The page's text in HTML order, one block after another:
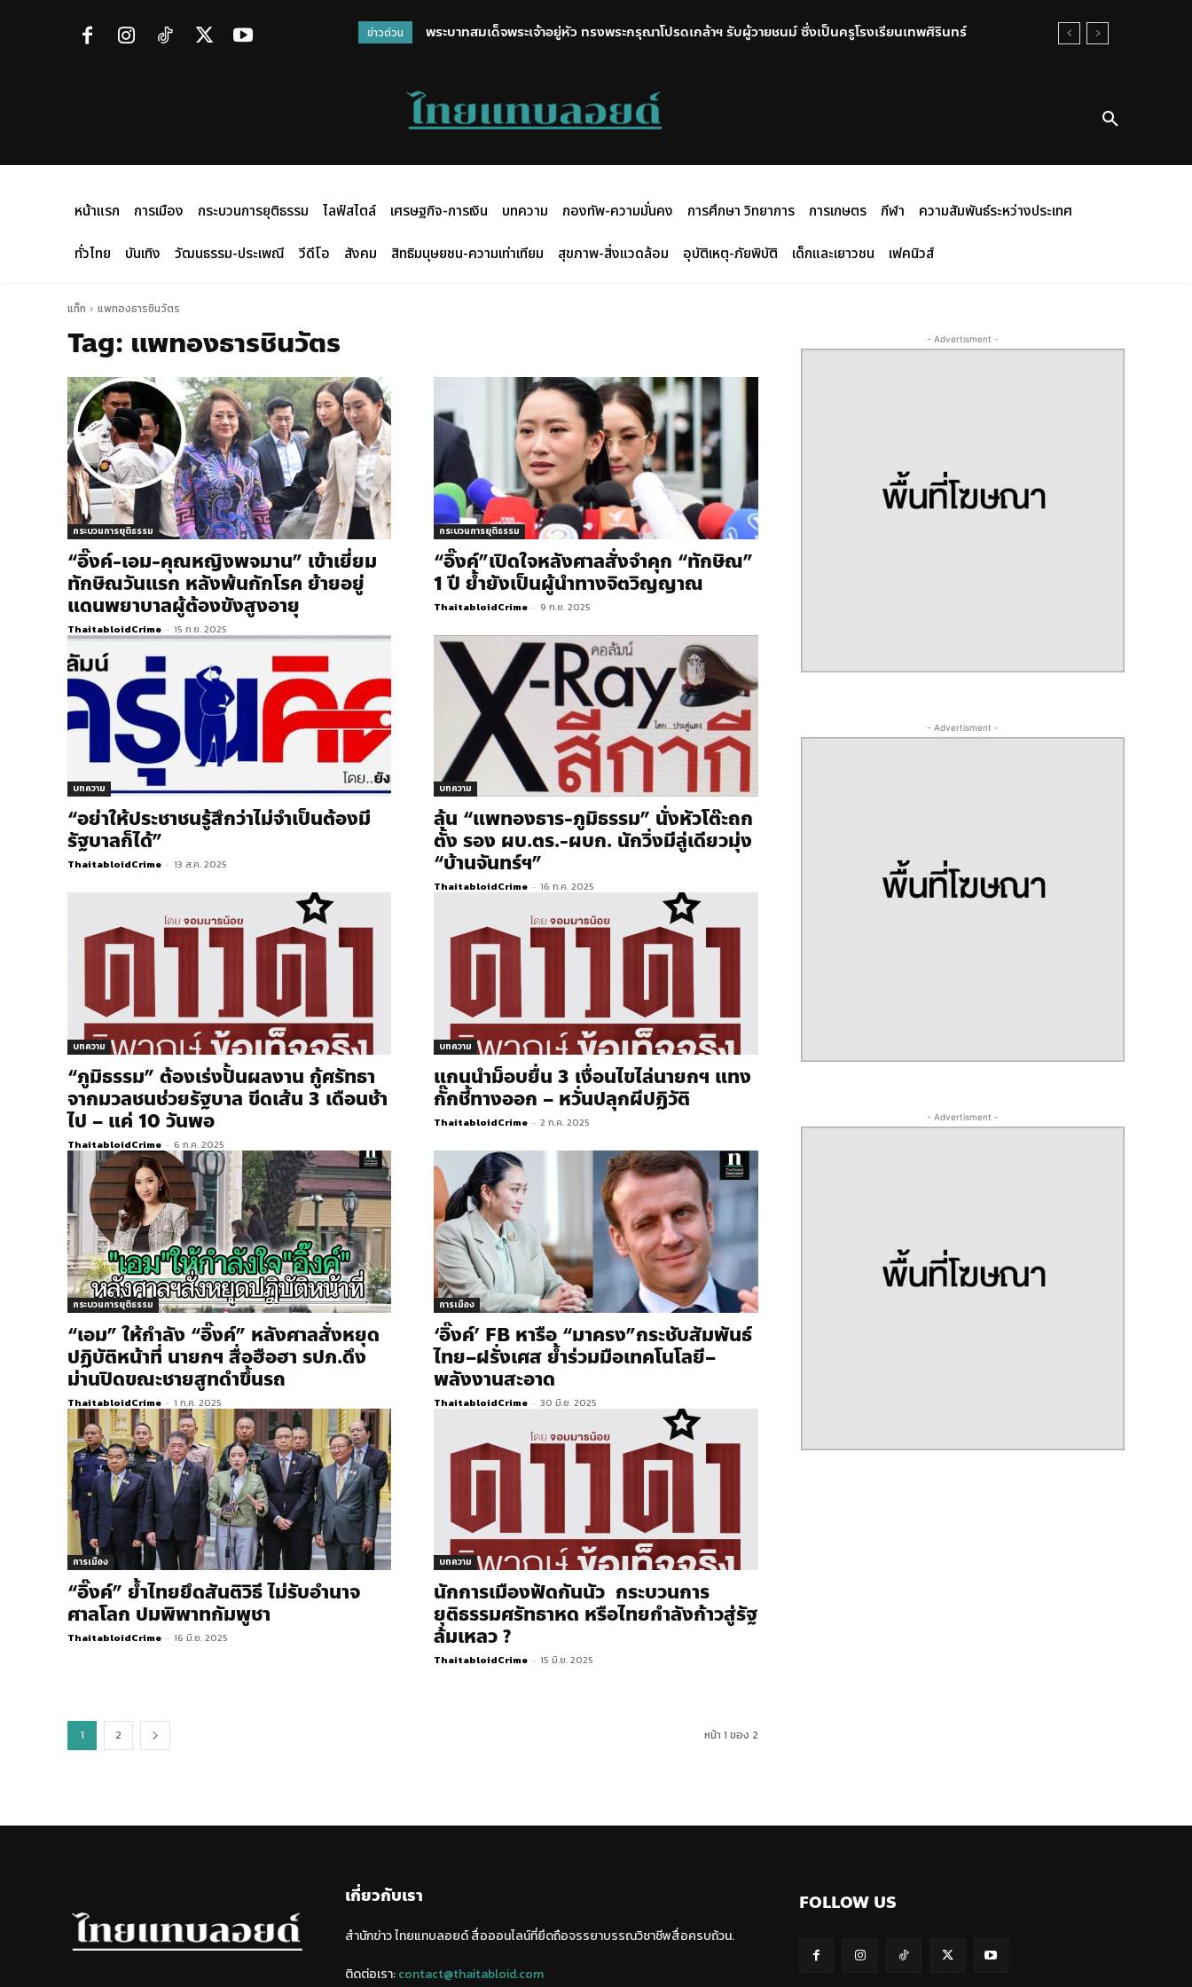
ข่าวด่วน
พระบาทสมเด็จพระเจ้าอยู่หัว ทรงพระกรุณาโปรดเกล้าฯ รับผู้วายชนม์ ซึ่งเป็นครูโรงเรียนเทพศิรินทร์
หน้าแรก การเมือง กระบวนการยุติธรรม ไลฟ์สไตล์ เศรษฐกิจ-การเงิน บทความ กองทัพ-ความมั่นคง การศึกษา วิทยาการ การเกษตร กีฬา
ความสัมพันธ์ระหว่างประเทศ
ทั่วไทย
บันเทิง วัฒนธรรม-ประเพณี วีดีโอ สังคม สิทธิมนุษยชน-ความเท่าเทียม สุขภาพ-สิ่งแวดล้อม อุบัติเหตุ-ภัยพิบัติ เด็กและเยาวชน เฟคนิวส์
แท็ก แพทองธารชินวัตร
Tag: แพทองธารชินวัตร
กระบวนการยุติธรรม
“อิ๊งค์-เอม-คุณหญิงพจมาน” เข้าเยี่ยม
ทักษิณวันแรก หลังพ้นกักโรค ย้ายอยู่
แดนพยาบาลผู้ต้องขังสูงอายุ
ThaitabloidCrime - 15 ก.ย. 2025
กระบวนการยุติธรรม
“อิ๊งค์”เปิดใจหลังศาลสั่งจำคุก “ทักษิณ”
1 ปี ย้ำยังเป็นผู้นำทางจิตวิญญาณ
ThaitabloidCrime - 9 ก.ย. 2025
บทความ
“อย่าให้ประชาชนรู้สึกว่าไม่จำเป็นต้องมี
รัฐบาลก็ได้”
ThaitabloidCrime - 13 ส.ค. 2025
บทความ
ลุ้น “แพทองธาร-ภูมิธรรม” นั่งหัวโต๊ะถก
ตั้ง รอง ผบ.ตร.-ผบก. นักวิ่งมีลู่เดียวมุ่ง
“บ้านจันทร์ฯ”
ThaitabloidCrime - 16 ก.ค. 2025
บทความ
“ภูมิธรรม” ต้องเร่งปั้นผลงาน กู้ศรัทธา
จากมวลชนช่วยรัฐบาล ขีดเส้น 3 เดือนช้า
ไป – แค่ 10 วันพอ
ThaitabloidCrime - 6 ก.ค. 2025
บทความ
แกนนำม็อบยื่น 3 เงื่อนไขไล่นายกฯ แทง
กั๊กชี้ทางออก – หวั่นปลุกผีปฏิวัติ
ThaitabloidCrime - 2 ก.ค. 2025
กระบวนการยุติธรรม
“เอม” ให้กำลัง “อิ๊งค์” หลังศาลสั่งหยุด
ปฏิบัติหน้าที่ นายกฯ สื่อฮือฮา รปภ.ดึง
ม่านปิดขณะชายสูทดำขึ้นรถ
ThaitabloidCrime - 1 ก.ค. 2025
การเมือง
‘อิ๊งค์’ FB หารือ “มาครง”กระชับสัมพันธ์
ไทย–ฝรั่งเศส ย้ำร่วมมือเทคโนโลยี–
พลังงานสะอาด
ThaitabloidCrime - 30 มิ.ย. 2025
การเมือง
“อิ๊งค์” ย้ำไทยยึดสันติวิธี ไม่รับอำนาจ
ศาลโลก ปมพิพาทกัมพูชา
ThaitabloidCrime - 16 มิ.ย. 2025
บทความ
นักการเมืองฟัดกันนัว กระบวนการ
ยุติธรรมศรัทธาหด หรือไทยกำลังก้าวสู่รัฐ
ล้มเหลว ?
ThaitabloidCrime - 15 มิ.ย. 2025
1 2 หน้า 1 ของ 2
- Advertisment -
- Advertisment -
- Advertisment -
เกี่ยวกับเรา
สำนักข่าว ไทยแทบลอยด์ สื่อออนไลน์ที่ยึดถือจรรยาบรรณวิชาชีพสื่อครบถ้วน.
ติดต่อเรา:contact@thaitabloid.com
FOLLOW US